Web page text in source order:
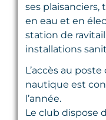
ses plaisanciers,
en eau et en
station de
installations
L’accès au
nautique est
l’année.
Le club dispose